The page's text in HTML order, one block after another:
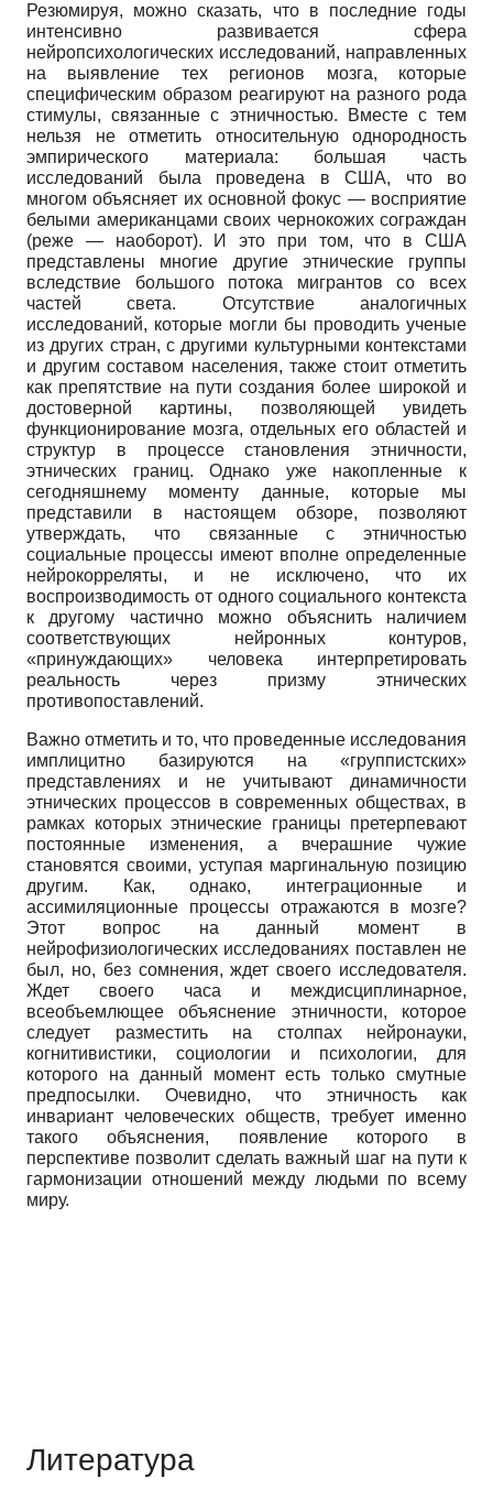
Резюмируя, можно сказать, что в последние годы
интенсивно развивается сфера
нейропсихологических исследований, направленных
на выявление тех регионов мозга, которые
специфическим образом реагируют на разного рода
стимулы, связанные с этничностью. Вместе с тем
нельзя не отметить относительную однородность
эмпирического материала: большая часть
исследований была проведена в США, что во
многом объясняет их основной фокус — восприятие
белыми американцами своих чернокожих сограждан
(реже — наоборот). И это при том, что в США
представлены многие другие этнические группы
вследствие большого потока мигрантов со всех
частей света. Отсутствие аналогичных
исследований, которые могли бы проводить ученые
из других стран, с другими культурными контекстами
и другим составом населения, также стоит отметить
как препятствие на пути создания более широкой и
достоверной картины, позволяющей увидеть
функционирование мозга, отдельных его областей и
структур в процессе становления этничности,
этнических границ. Однако уже накопленные к
сегодняшнему моменту данные, которые мы
представили в настоящем обзоре, позволяют
утверждать, что связанные с этничностью
социальные процессы имеют вполне определенные
нейрокорреляты, и не исключено, что их
воспроизводимость от одного социального контекста
к другому частично можно объяснить наличием
соответствующих нейронных контуров,
«принуждающих» человека интерпретировать
реальность через призму этнических
противопоставлений.
Важно отметить и то, что проведенные исследования
имплицитно базируются на «группистских»
представлениях и не учитывают динамичности
этнических процессов в современных обществах, в
рамках которых этнические границы претерпевают
постоянные изменения, а вчерашние чужие
становятся своими, уступая маргинальную позицию
другим. Как, однако, интеграционные и
ассимиляционные процессы отражаются в мозге?
Этот вопрос на данный момент в
нейрофизиологических исследованиях поставлен не
был, но, без сомнения, ждет своего исследователя.
Ждет своего часа и междисциплинарное,
всеобъемлющее объяснение этничности, которое
следует разместить на столпах нейронауки,
когнитивисти­ки, социологии и психологии, для
которого на данный момент есть только смутные
предпосылки. Очевидно, что этничность как
инвариант человеческих обществ, требует именно
такого объяснения, появление которого в
перспективе позволит сделать важный шаг на пути к
гармонизации отношений между людьми по всему
миру.
Литература